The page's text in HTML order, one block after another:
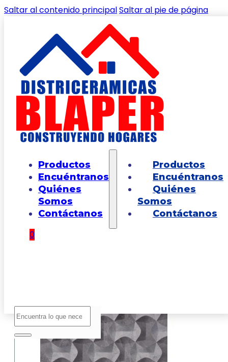
Saltar al contenido principalSaltar al pie de página
Productos
Encuéntranos
Quiénes
Somos
Contáctanos
Productos
Encuéntranos
Quiénes
Somos
Contáctanos
0
Buscar
Productos
Inicio/Shop PAREDES /PARED EXTRUCTURADA
Filtros